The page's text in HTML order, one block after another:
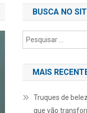
BUSCA NO
MAIS
Truques de
que vão